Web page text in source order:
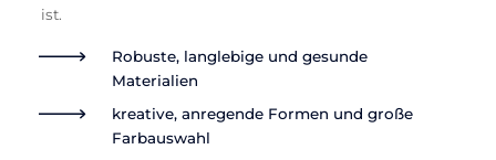
ist.
Robuste, langlebige und gesunde
Materialien
kreative, anregende Formen und große
Farbauswahl